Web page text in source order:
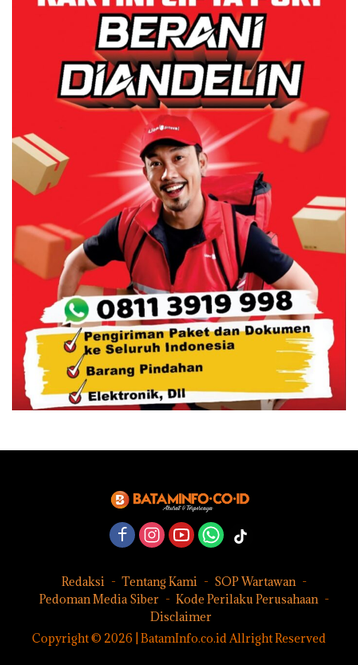
Redaksi Tentang Kami
SOP Wartawan
Pedoman Media Siber
Kode Perilaku Perusahaan
Disclaimer
Copyright © 2026 | BatamInfo.co.id Allright Reserved